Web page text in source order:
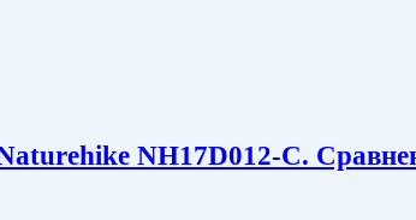
с Spot, Flood и красн
NH17D012-C.